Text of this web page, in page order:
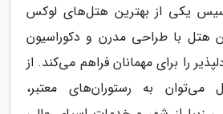
یکی از بهترین هتل‌های لوکس
با طراحی مدرن و دکوراسیون
را برای مهمانان فراهم می‌کند. از
می‌توان به رستوران‌های معتبر،